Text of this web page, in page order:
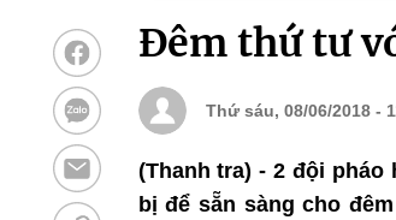
Đêm thứ tư
Thứ sáu, 08/06/2018 -
(Thanh tra) - 2 đội
bị để sẵn sàng cho